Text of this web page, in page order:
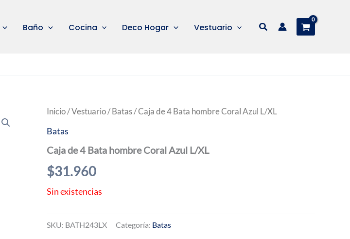
Baño Cocina Deco Hogar Vestuario Buscar
Inicio/Vestuario/ Batas/ Caja de 4 Bata hombre Coral Azul L/XL
Batas
Caja de 4 Bata hombre Coral Azul L/XL
$31.960
Sin existencias
SKU: BATH243LX Categoría: Batas